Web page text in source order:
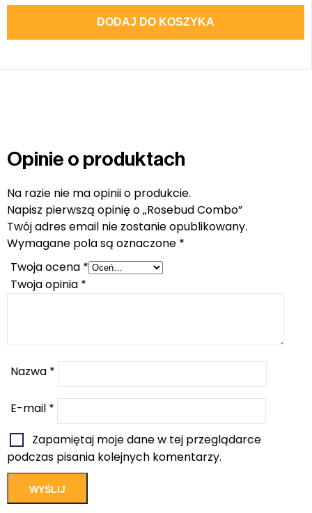
DODAJ DO KOSZYKA
Opinie o produktach
Na razie nie ma opinii o produkcie.
Napisz pierwszą opinię o „Rosebud Combo”
Twój adres email nie zostanie opublikowany.
Wymagane pola są oznaczone *
Twoja ocena *
Twoja opinia *
Nazwa *
E-mail *
Zapamiętaj moje dane w tej przeglądarce
podczas pisania kolejnych komentarzy.